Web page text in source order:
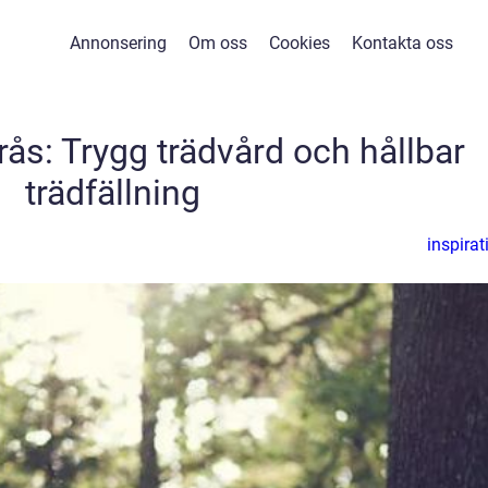
Annonsering Om oss Cookies Kontakta oss
Trygg trädvård och hållbar
trädfällning